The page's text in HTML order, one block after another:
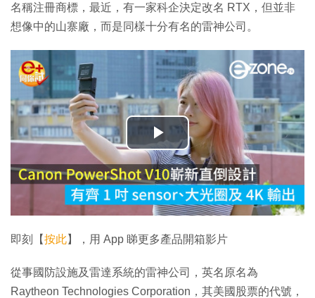
名稱注冊商標，最近，有一家科企決定改名 RTX，但並非
想像中的山寨廠，而是同樣十分有名的雷神公司。
播
放
影
片
即刻【按此】，用 App 睇更多產品開箱影片
從事國防設施及雷達系統的雷神公司，英名原名為
Raytheon Technologies Corporation，其美國股票的代號，